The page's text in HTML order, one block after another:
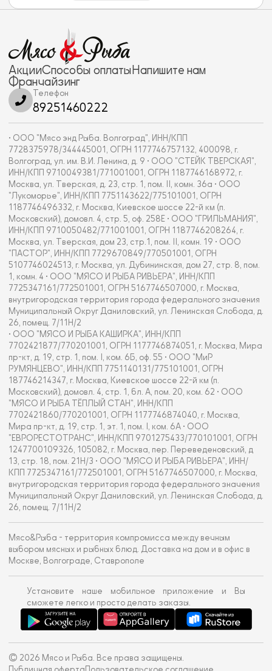
АкцииСпособы оплатыНапишите нам
Франчайзинг
Телефон
89251460222
• ООО "Мясо энд Рыба. Волгоград", ИНН/КПП
7728375978/344445001, ОГРН 1177746757132, 400098, г.
Волгоград, ул. им. В.И. Ленина, д. 9 • ООО "СТЕЙК ТВЕРСКАЯ",
ИНН/КПП 9710049381/771001001, ОГРН 1187746168972, г.
Москва, ул. Тверская, д. 23, стр. 1, пом. II, комн. 36а • ООО
"Лукоморье", ИНН/КПП 7751143622/775101001, ОГРН
1187746496332, г. Москва, Киевское шоссе 22-й км (п.
Московский), домовл. 4, стр. 5, оф. 258Е • ООО "ГРИЛЬМАНИЯ",
ИНН/КПП 9710050482/771001001, ОГРН 1187746208264, г.
Москва, ул. Тверская, дом 23, стр.1, пом. II, комн. 19 • ООО
"ПАСТОР", ИНН/КПП 7729670849/770501001, ОГРН
5107746024513, г. Москва, ул. Дубининская, дом 27, стр. 8, пом.
1, комн. 4 • ООО "МЯСО И РЫБА РИВЬЕРА", ИНН/КПП
7725347161/772501001, ОГРН 5167746507000, г. Москва,
внутригородская территория города федерального значения
Муниципальный Округ Даниловский, ул. Ленинская Слобода, д.
26, помещ. 7/11Н/2
• ООО "МЯСО И РЫБА КАШИРКА", ИНН/КПП
7702421877/770201001, ОГРН 1177746874051, г. Москва, Мира
пр-кт, д. 19, стр. 1, пом. I, ком. 6Б, оф. 55 • ООО "МиР
РУМЯНЦЕВО", ИНН/КПП 7751140131/775101001, ОГРН
187746214347, г. Москва, Киевское шоссе 22-й км (п.
Московский), домовл. 4, стр. 1, бл. А, пом. 20, ком. 62 • ООО
"МЯСО И РЫБА ТЁПЛЫЙ СТАН", ИНН/КПП
7702421860/770201001, ОГРН 1177746874040, г. Москва,
Мира пр-кт, д. 19, стр. 1, эт. 1, пом. I, ком. 6А • ООО
"ЕВРОРЕСТОТРАНС", ИНН/КПП 9701275433/770101001, ОГРН
1247700109326, 105082, г. Москва, пер. Переведеновский, д
13, стр. 18, пом. 21Н/3 • ООО "МЯСО И РЫБА РИВЬЕРА", ИНН/
КПП 7725347161/772501001, ОГРН 5167746507000, г. Москва,
внутригородская территория города федерального значения
Муниципальный Округ Даниловский, ул. Ленинская Слобода, д.
26, помещ. 7/11Н/2
Мясо&Рыба - территория компромисса между вечным
выбором мясных и рыбных блюд. Доставка на дом и в офис в
Москве, Волгограде, Ставрополе
Установите наше мобильное приложение и Вы
сможете легко и просто делать заказы.
© 2026 Мясо и Рыба. Все права защищены.